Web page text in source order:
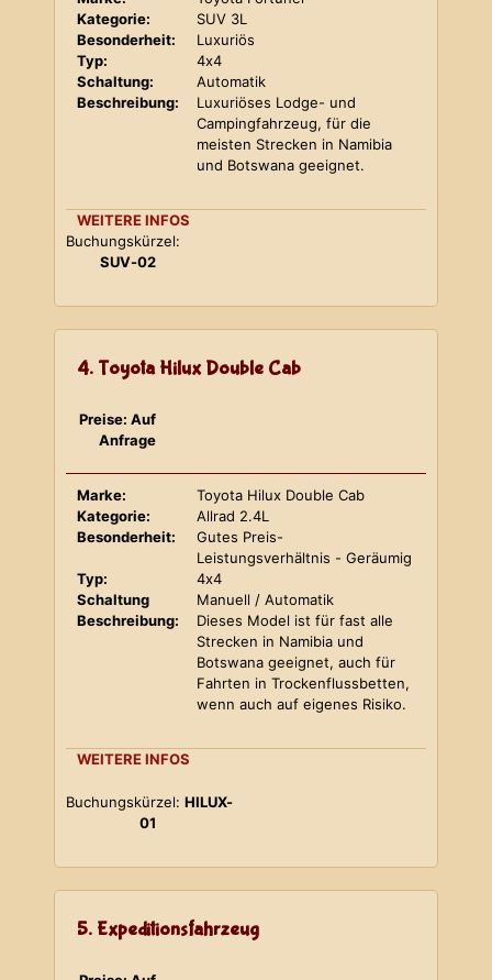
Kategorie:
SUV 3L
Besonderheit:
Luxuriös
Typ:
4x4
Schaltung:
Automatik
Beschreibung:
Luxuriöses Lodge- und
Campingfahrzeug, für die
meisten Strecken in Namibia
und Botswana geeignet.
WEITERE INFOS
Buchungskürzel:
SUV-02
4. Toyota Hilux Double Cab
Preise: Auf
Anfrage
Marke:
Toyota Hilux Double Cab
Kategorie:
Allrad 2.4L
Besonderheit:
Gutes Preis-
Leistungsverhältnis - Geräumig
Typ:
4x4
Schaltung
Manuell / Automatik
Beschreibung:
Dieses Model ist für fast alle
Strecken in Namibia und
Botswana geeignet, auch für
Fahrten in Trockenflussbetten,
wenn auch auf eigenes Risiko.
WEITERE INFOS
Buchungskürzel: HILUX-
01
5. Expeditionsfahrzeug